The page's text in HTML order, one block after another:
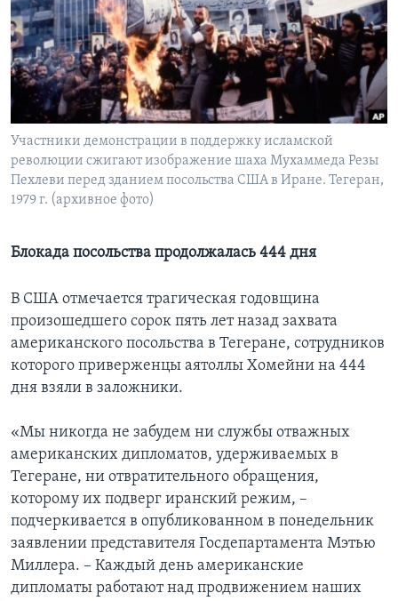
Learning English
СОЦИАЛЬНЫЕ СЕТИ
Языки
Участники демонстрации в поддержку исламской
революции сжигают изображение шаха Мухаммеда Резы
Пехлеви перед зданием посольства США в Иране. Тегеран,
1979 г. (архивное фото)
Блокада посольства продолжалась 444 дня
В США отмечается трагическая годовщина
произошедшего сорок пять лет назад захвата
американского посольства в Тегеране, сотрудников
которого приверженцы аятоллы Хомейни на 444
дня взяли в заложники.
«Мы никогда не забудем ни службы отважных
американских дипломатов, удерживаемых в
Тегеране, ни отвратительного обращения,
которому их подверг иранский режим, –
подчеркивается в опубликованном в понедельник
заявлении представителя Госдепартамента Мэтью
Миллера. – Каждый день американские
дипломаты работают над продвижением наших